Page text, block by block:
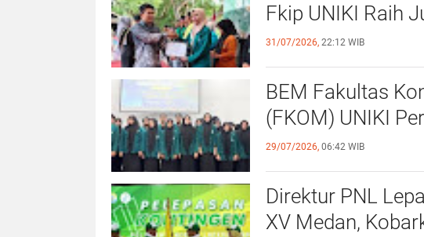
Fkip UNIKI Raih
31/07/2026, 22:12 WIB
BEM Fakultas
(FKOM)
29/07/2026, 06:42 WIB
Direktur PNL
XV Medan,